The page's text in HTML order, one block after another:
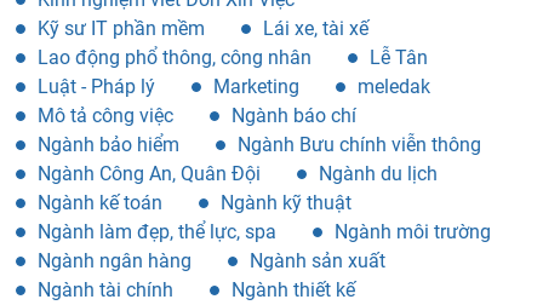
Kỹ sư IT phần mềm
Lái xe, tài xế
Lao động phổ thông, công nhân
Lễ Tân
Luật - Pháp lý
Marketing
meledak
Mô tả công việc
Ngành báo chí
Ngành bảo hiểm
Ngành Bưu chính viễn thông
Ngành Công An, Quân Đội
Ngành du lịch
Ngành kế toán
Ngành kỹ thuật
Ngành làm đẹp, thể lực, spa
Ngành môi trường
Ngành ngân hàng
Ngành sản xuất
Ngành tài chính
Ngành thiết kế